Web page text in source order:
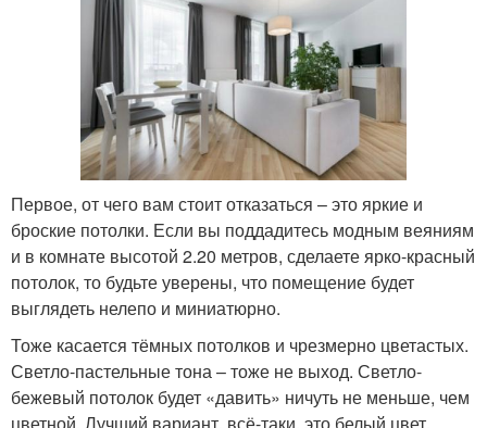
Первое, от чего вам стоит отказаться – это яркие и
броские потолки. Если вы поддадитесь модным веяниям
и в комнате высотой 2.20 метров, сделаете ярко-красный
потолок, то будьте уверены, что помещение будет
выглядеть нелепо и миниатюрно.
Тоже касается тёмных потолков и чрезмерно цветастых.
Светло-пастельные тона – тоже не выход. Светло-
бежевый потолок будет «давить» ничуть не меньше, чем